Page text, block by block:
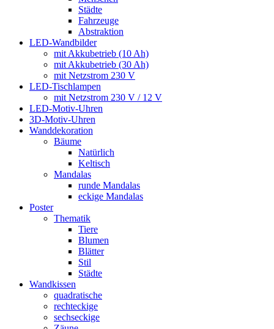
Städte
Fahrzeuge
Abstraktion
LED-Wandbilder
mit Akkubetrieb (10 Ah)
mit Akkubetrieb (30 Ah)
mit Netzstrom 230 V
LED-Tischlampen
mit Netzstrom 230 V / 12 V
LED-Motiv-Uhren
3D-Motiv-Uhren
Wanddekoration
Bäume
Natürlich
Keltisch
Mandalas
runde Mandalas
eckige Mandalas
Poster
Thematik
Tiere
Blumen
Blätter
Stil
Städte
Wandkissen
quadratische
rechteckige
sechseckige